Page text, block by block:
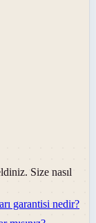
Size nasıl
garantisi nedir?